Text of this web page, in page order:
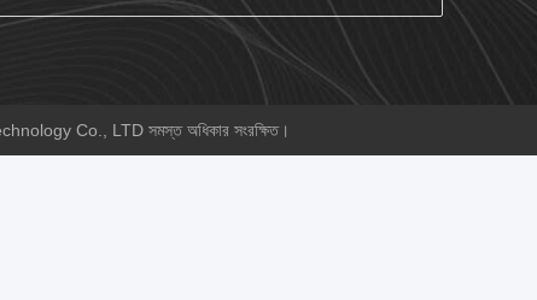
Co., LTD সমস্ত অধিকার সংরক্ষিত।